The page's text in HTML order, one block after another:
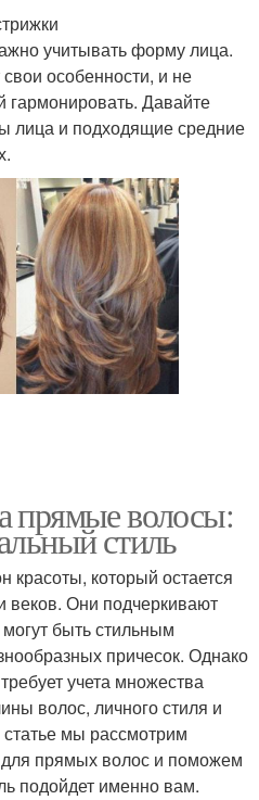
учитывать форму лица.
особенности, и не
гармонировать. Давайте
лица и подходящие средние
прямые волосы:
стиль
который остается
веков. Они подчеркивают
быть стильным
причесок. Однако
учета множества
волос, личного стиля и
мы рассмотрим
прямых волос и поможем
подойдет именно вам.